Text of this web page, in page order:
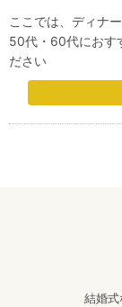
ここでは、ディナ
50代・60代におす
ださい
結婚式